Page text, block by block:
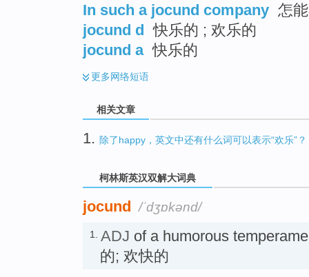
In such a jocund company 怎
jocund d
快乐的 ; 欢乐的
jocund a 快乐的
更多网络短语
相关文章
1. 除了happy，英文中还有什么词可以表示“欢乐”？
柯林斯英汉双解大词典
jocund /ˈdʒɒkənd/
1. ADJ of a humorous
的; 欢快的